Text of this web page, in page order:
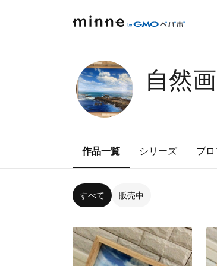
自然画
作品一覧 シリーズ プ
すべて 販売中